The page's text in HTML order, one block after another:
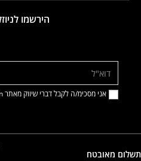
הירשמו
אני מסכימ/ה לקבל דברי שיווק מאתר Salomon בהתאם ל
תשלום מאובטח